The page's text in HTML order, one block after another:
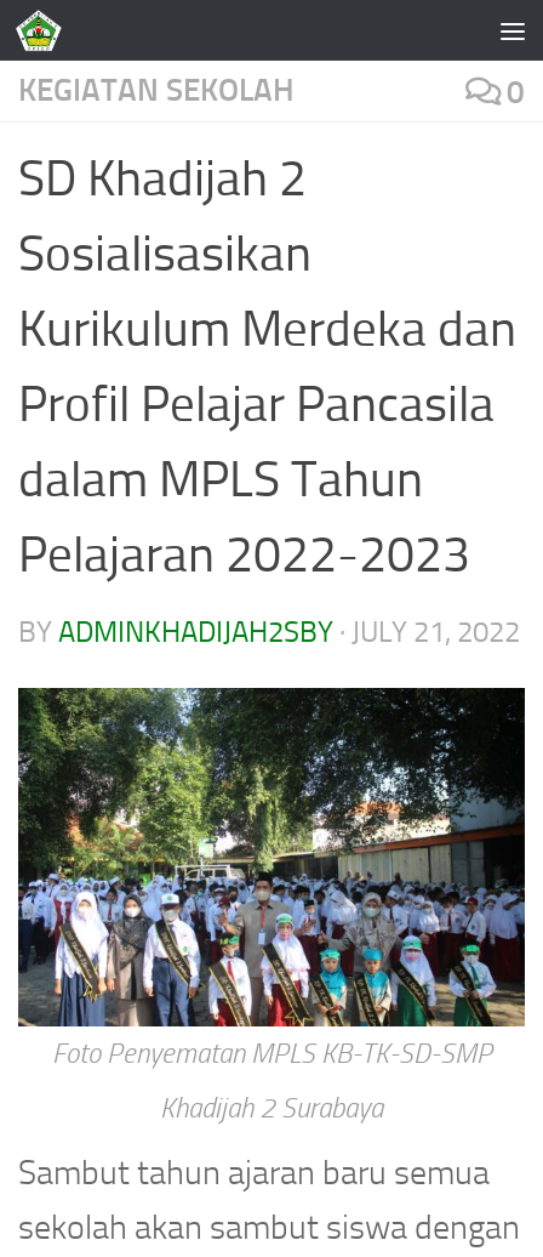
Skip to content
KEGIATAN SEKOLAH 0
SD Khadijah 2
Sosialisasikan
Kurikulum Merdeka dan
Profil Pelajar Pancasila
dalam MPLS Tahun
Pelajaran 2022-2023
BYADMINKHADIJAH2SBY · JULY 21, 2022
Foto Penyematan MPLS KB-TK-SD-SMP
Khadijah 2 Surabaya
Sambut tahun ajaran baru semua
sekolah akan sambut siswa dengan